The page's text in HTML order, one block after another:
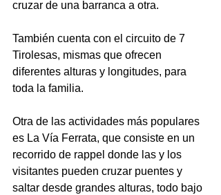
cruzar de una barranca a otra.
También cuenta con el circuito de 7
Tirolesas, mismas que ofrecen
diferentes alturas y longitudes, para
toda la familia.
Otra de las actividades más populares
es La Vía Ferrata, que consiste en un
recorrido de rappel donde las y los
visitantes pueden cruzar puentes y
saltar desde grandes alturas, todo bajo